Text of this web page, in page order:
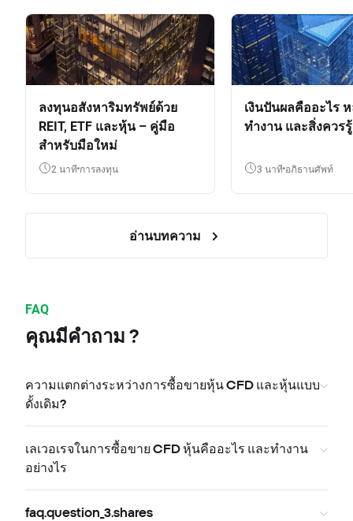
ลงทุนอสังหาริมทรัพย์ด้วย
REIT, ETF และหุ้น – คู่มือ
สำหรับมือใหม่
2 นาที การลงทุน
เงินปันผลคืออะไร
ทำงาน และสิ่งควรรู้
3 นาที อภิธานศัพท์
อ่านบทความ
FAQ
คุณมีคำถาม ?
ความแตกต่างระหว่างการซื้อขายหุ้น CFD และหุ้นแบบ
ดั้งเดิม?
เลเวอเรจในการซื้อขาย CFD หุ้นคืออะไร และทำงาน
อย่างไร
faq.question_3.shares